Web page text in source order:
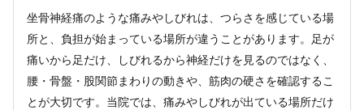
坐骨神経痛のような痛みやしびれは、つらさを感じている場
所と、負担が始まっている場所が違うことがあります。足が
痛いから足だけ、しびれるから神経だけを見るのではなく、
腰・骨盤・股関節まわりの動きや、筋肉の硬さを確認するこ
とが大切です。当院では、痛みやしびれが出ている場所だけ